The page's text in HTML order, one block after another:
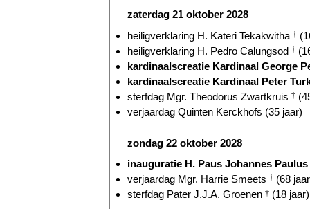
zaterdag 21 oktober 2028
heiligverklaring H. Kateri Tekakwitha †
heiligverklaring H. Pedro Calungsod †
kardinaalscreatie Kardinaal George
kardinaalscreatie Kardinaal Peter
sterfdag Mgr. Theodorus Zwartkruis †
verjaardag Quinten Kerckhofs (35 jaar)
zondag 22 oktober 2028
inauguratie H. Paus Johannes
verjaardag Mgr. Harrie Smeets † (68
sterfdag Pater J.J.A. Groenen † (18 jaar)